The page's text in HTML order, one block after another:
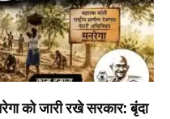
को जारी रखे सरकार: बृंदा